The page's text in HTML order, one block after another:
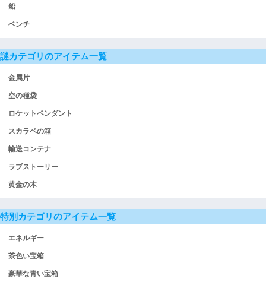
船
ベンチ
謎カテゴリのアイテム一覧
金属片
空の種袋
ロケットペンダント
スカラベの箱
輸送コンテナ
ラブストーリー
黄金の木
特別カテゴリのアイテム一覧
エネルギー
茶色い宝箱
豪華な青い宝箱